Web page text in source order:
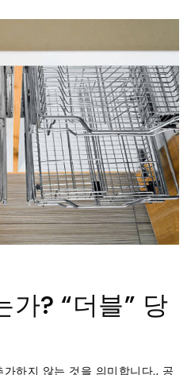
가? “더블” 당
하지 않는 것을 의미합니다., 공